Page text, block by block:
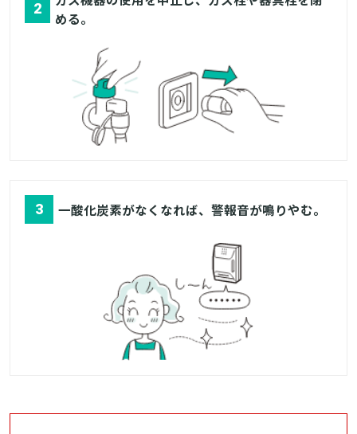
2
める。
3 一酸化炭素がなくなれば、警報音が鳴りやむ。